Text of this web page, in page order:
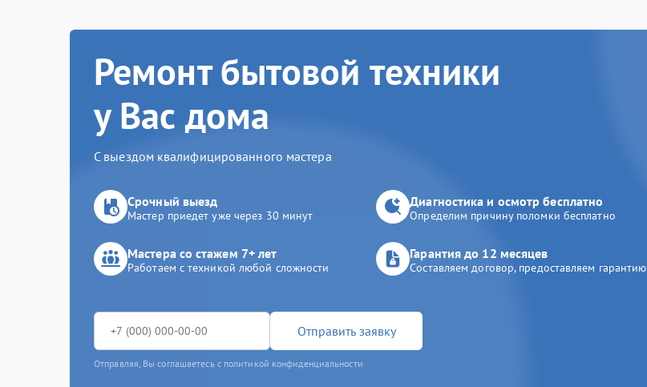
Ремонт бытовой техники
у Вас дома
С выездом квалифицированного мастера
Срочный выезд
Мастер приедет уже через 30 минут
Диагностика и осмотр бесплатно
Определим причину поломки бесплатно
Мастера со стажем 7+ лет
Работаем с техникой любой сложности
Гарантия до 12 месяцев
Составляем договор, предоставляем гарантию
Отправить заявку
Отправляя, Вы соглашаетесь с политикой конфиденциальности